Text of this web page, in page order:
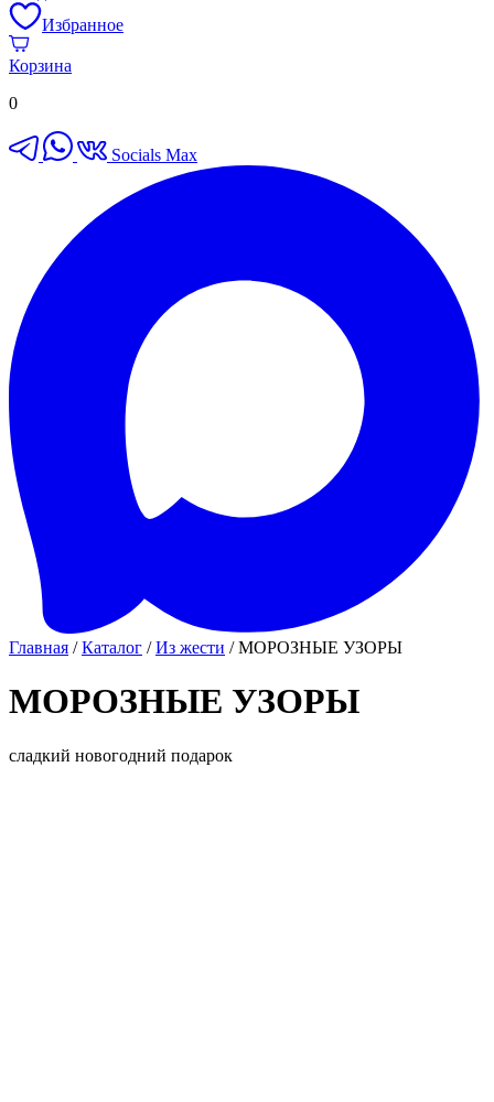
Избранное
Корзина
0
Socials Max
Главная /Каталог /Из жести / МОРОЗНЫЕ УЗОРЫ
МОРОЗНЫЕ УЗОРЫ
сладкий новогодний подарок